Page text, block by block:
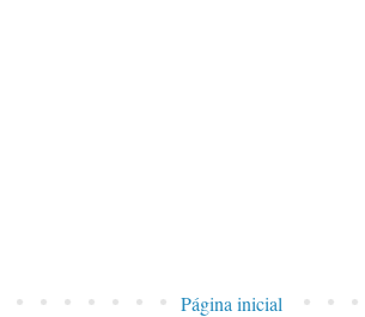
Página inicial